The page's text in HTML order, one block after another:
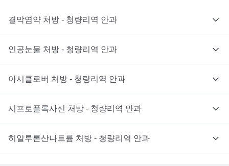
결막염약 처방 - 청량리역 안과
인공눈물 처방 - 청량리역 안과
아시클로버 처방 - 청량리역 안과
시프로플록사신 처방 - 청량리역 안과
히알루론산나트륨 처방 - 청량리역 안과